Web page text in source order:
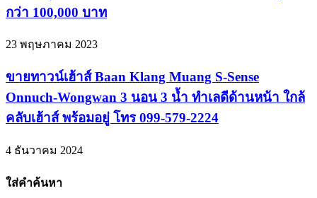
กว่า 100,000 บาท
23 พฤษภาคม 2023
ขายทาวน์เฮ้าส์ Baan Klang Muang S-Sense
Onnuch-Wongwan 3 นอน 3 น้ำ ทำเลดีด้านหน้า ใกล้
คลับเฮ้าส์ พร้อมอยู่ โทร 099-579-2224
4 ธันวาคม 2024
ใส่คำค้นหา